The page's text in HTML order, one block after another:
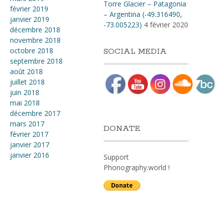
février 2019
janvier 2019
décembre 2018
novembre 2018
octobre 2018
septembre 2018
août 2018
juillet 2018
juin 2018
mai 2018
décembre 2017
mars 2017
février 2017
janvier 2017
janvier 2016
Torre Glacier – Patagonia
– Argentina (-49.316490,
-73.005223) 4 février 2020
SOCIAL MEDIA
DONATE
Support
Phonography.world !